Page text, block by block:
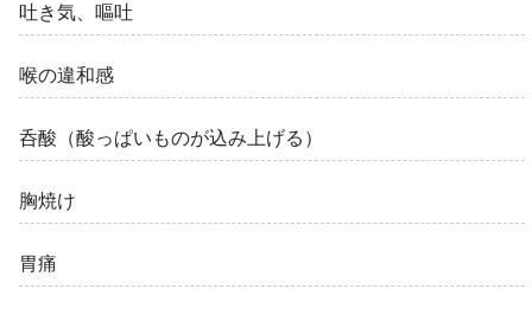
吐き気、嘔吐
喉の違和感
呑酸（酸っぱいものが込み上げる）
胸焼け
胃痛